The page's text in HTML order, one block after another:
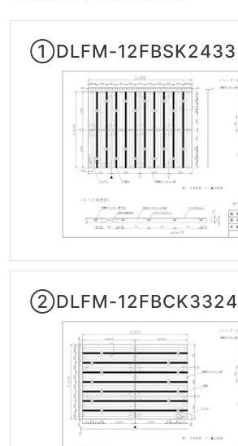
①DLFM-12FBSK2433
②DLFM-12FBCK3324